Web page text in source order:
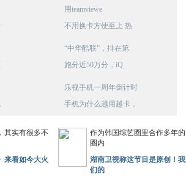
用teamviewe
不用换卡方便至上 热
“中华酷联”，排在第
跑分近50万分，iQ
乐视手机一周年倒计时
手机为什么越用越卡，
其实有很多不
来看如今大火
作为韩国综艺圈里合作多年的
圈内
湖南卫视称这节目是原创！我
们的